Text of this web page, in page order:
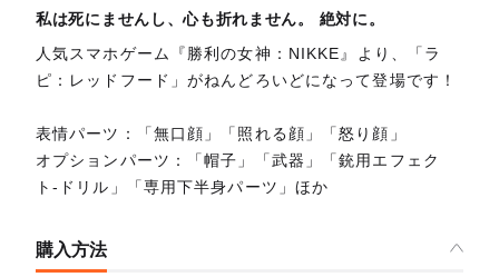
私は死にませんし、心も折れません。 絶対に。
人気スマホゲーム『勝利の女神：NIKKE』より、「ラ
ピ：レッドフード」がねんどろいどになって登場です！
表情パーツ：「無口顔」「照れる顔」「怒り顔」
オプションパーツ：「帽子」「武器」「銃用エフェク
ト-ドリル」「専用下半身パーツ」ほか
購入方法